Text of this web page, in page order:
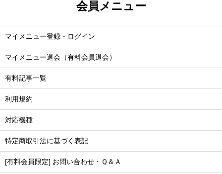
会員メニュー
マイメニュー登録・ログイン
マイメニュー退会（有料会員退会）
有料記事一覧
利用規約
対応機種
特定商取引法に基づく表記
[有料会員限定] お問い合わせ・Ｑ＆Ａ